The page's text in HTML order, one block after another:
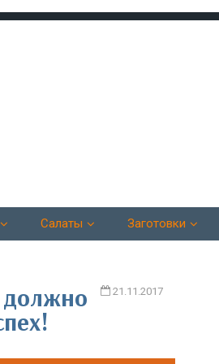
Салаты Заготовки
21.11.2017
должно